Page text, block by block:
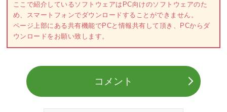
ここで紹介しているソフトウェアはPC向けのソフトウェアのた
め、スマートフォンでダウンロードすることができません。
ページ上部にある共有機能でPCと情報共有して頂き、PCからダ
ウンロードをお願い致します。
コメント